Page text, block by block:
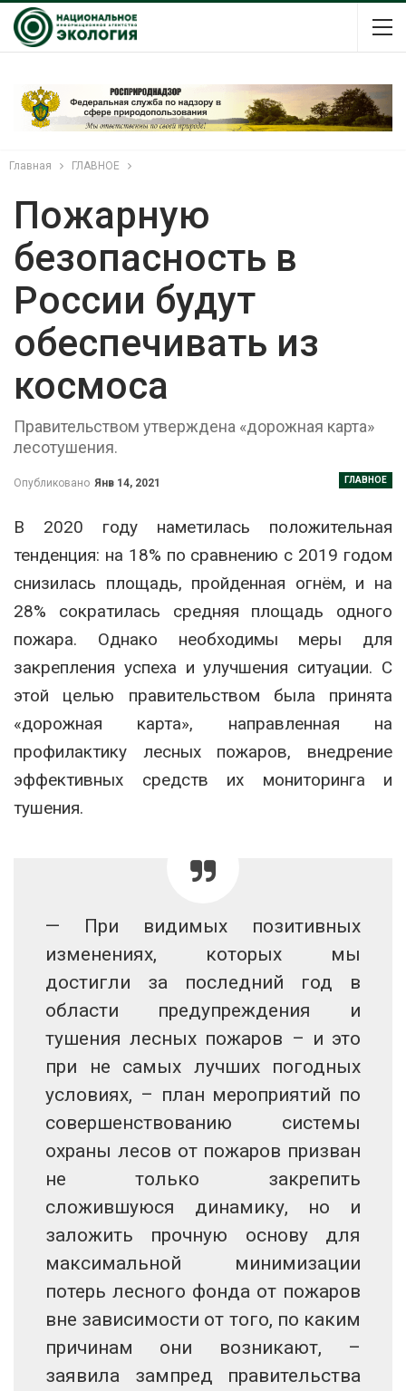
Главная ГЛАВНОЕ
Пожарную
безопасность в
России будут
обеспечивать из
космоса
Правительством утверждена «дорожная карта»
лесотушения.
ГЛАВНОЕ
Опубликовано Янв 14, 2021
В 2020 году наметилась положительная
тенденция: на 18% по сравнению с 2019 годом
снизилась площадь, пройденная огнём, и на
28% сократилась средняя площадь одного
пожара. Однако необходимы меры для
закрепления успеха и улучшения ситуации. С
этой целью правительством была принята
«дорожная карта», направленная на
профилактику лесных пожаров, внедрение
эффективных средств их мониторинга и
тушения.
— При видимых позитивных
изменениях, которых мы
достигли за последний год в
области предупреждения и
тушения лесных пожаров – и это
при не самых лучших погодных
условиях, – план мероприятий по
совершенствованию системы
охраны лесов от пожаров призван
не только закрепить
сложившуюся динамику, но и
заложить прочную основу для
максимальной минимизации
потерь лесного фонда от пожаров
вне зависимости от того, по каким
причинам они возникают, –
заявила зампред правительства